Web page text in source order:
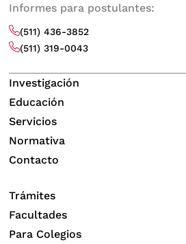
Informes para postulantes:
(511) 436-3852
(511) 319-0043
Investigación
Educación
Servicios
Normativa
Contacto
Trámites
Facultades
Para Colegios